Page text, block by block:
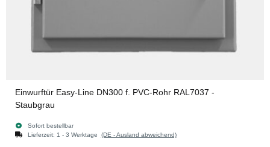
Einwurftür Easy-Line DN300 f. PVC-Rohr RAL7037 -
Staubgrau
Sofort bestellbar
Lieferzeit: 1 - 3 Werktage (DE - Ausland abweichend)